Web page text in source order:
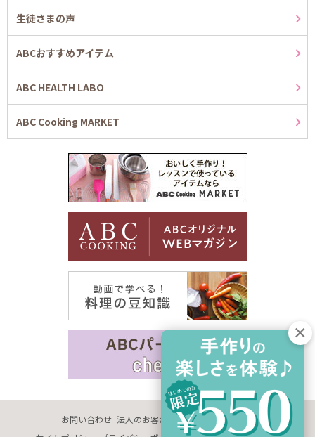
生徒さまの声
ABCおすすめアイテム
ABC HEALTH LABO
ABC Cooking MARKET
お問い合わせ 法人のお客さま 企業情報
採用情報